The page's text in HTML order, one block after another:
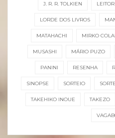
J. R. R. TOLKIEN LEITOR
LORDE DOS LIVROS
MATAHACHI MIRKO
MUSASHI MÁRIO PUZO
PANINI RESENHA
SINOPSE SORTEIO
TAKEHIKO INOUE TAKEZO